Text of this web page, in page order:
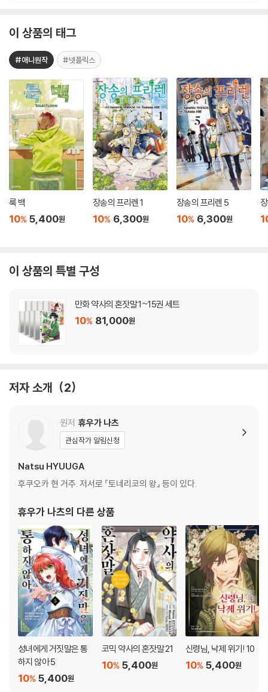
이 상품의 태그
#애니원작 #넷플릭스
룩 백
10% 5,400원
장송의 프리렌 1
10% 6,300원
장송의 프리렌 5
10% 6,300원
이 상품의 특별 구성
만화 약사의 혼잣말 1~15권 세트
10% 81,000원
저자 소개 2
원저 휴우가 나츠
관심작가 알림신청
Natsu HYUUGA
후쿠오카 현 거주. 저서로 『토네리코의 왕』 등이 있다.
휴우가 나츠의 다른 상품
성녀에게 거짓말은 통
하지 않아 5
5,400원
10%
코믹 약사의 혼잣말 21
5,400원
10%
신령님, 낙제 위기! 10
5,400원
10%